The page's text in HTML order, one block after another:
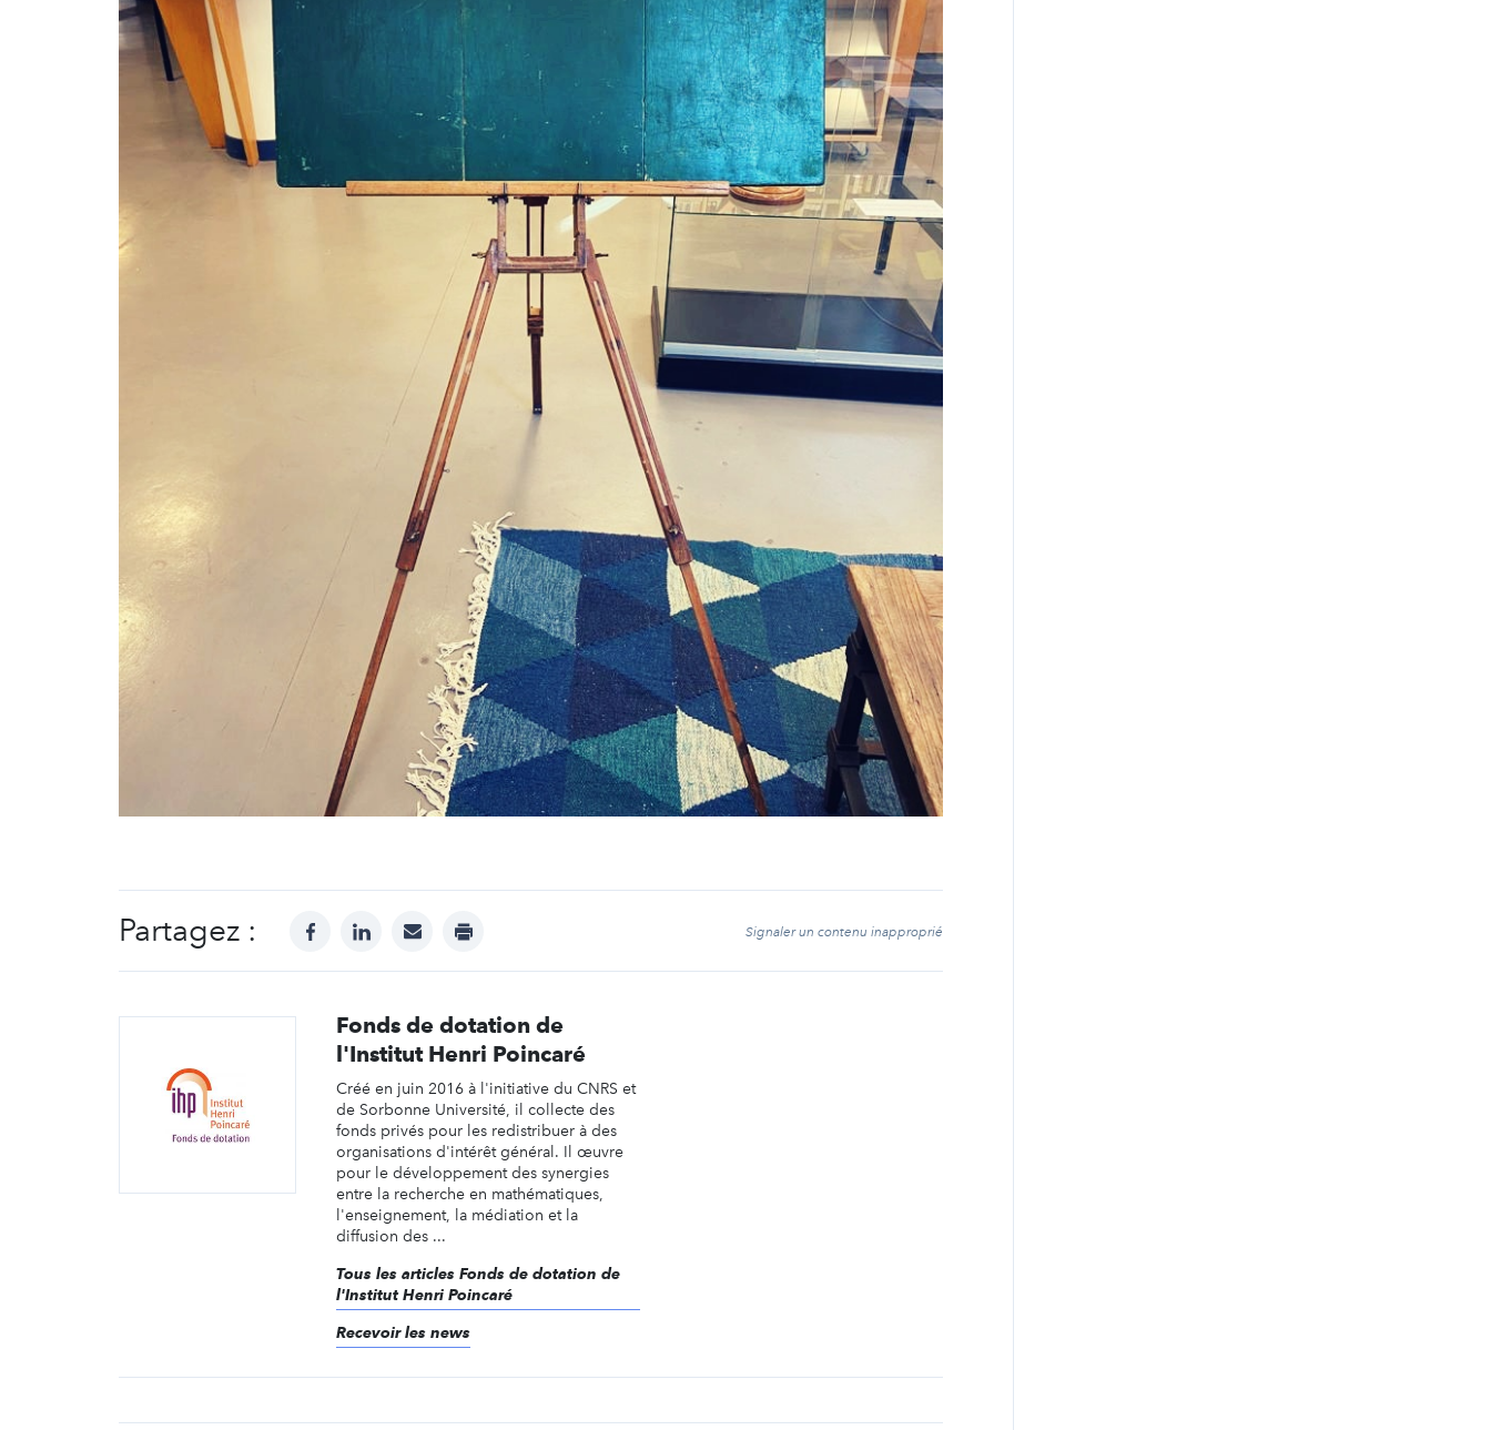
Partagez : facebooklinkedinmail print Signaler un contenu inapproprié
Fonds de dotation de
l'Institut Henri Poincaré
Créé en juin 2016 à l'initiative du CNRS et
de Sorbonne Université, il collecte des
fonds privés pour les redistribuer à des
organisations d'intérêt général. Il œuvre
pour le développement des synergies
entre la recherche en mathématiques,
l'enseignement, la médiation et la
diffusion des ...
Tous les articles Fonds de dotation de
l'Institut Henri Poincaré
Recevoir les news